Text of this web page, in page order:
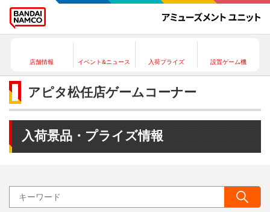
店舗情報 イベント&ニュース 入荷プライズ 設置ゲーム機
アピタ松任店ゲームコーナー
入荷景品・プライズ情報